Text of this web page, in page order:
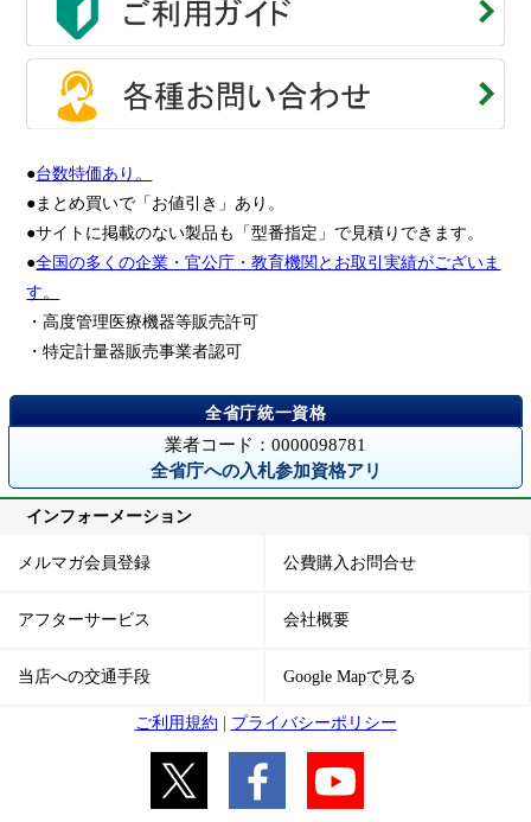
●台数特価あり。
●まとめ買いで「お値引き」あり。
●サイトに掲載のない製品も「型番指定」で見積りできます。
●全国の多くの企業・官公庁・教育機関とお取引実績がございま
す。
・高度管理医療機器等販売許可
・特定計量器販売事業者認可
業者コード：0000098781
全省庁への入札参加資格アリ
インフォーメーション
メルマガ会員登録 公費購入お問合せ
アフターサービス 会社概要
当店への交通手段 Google Mapで見る
ご利用規約 プライバシーポリシー